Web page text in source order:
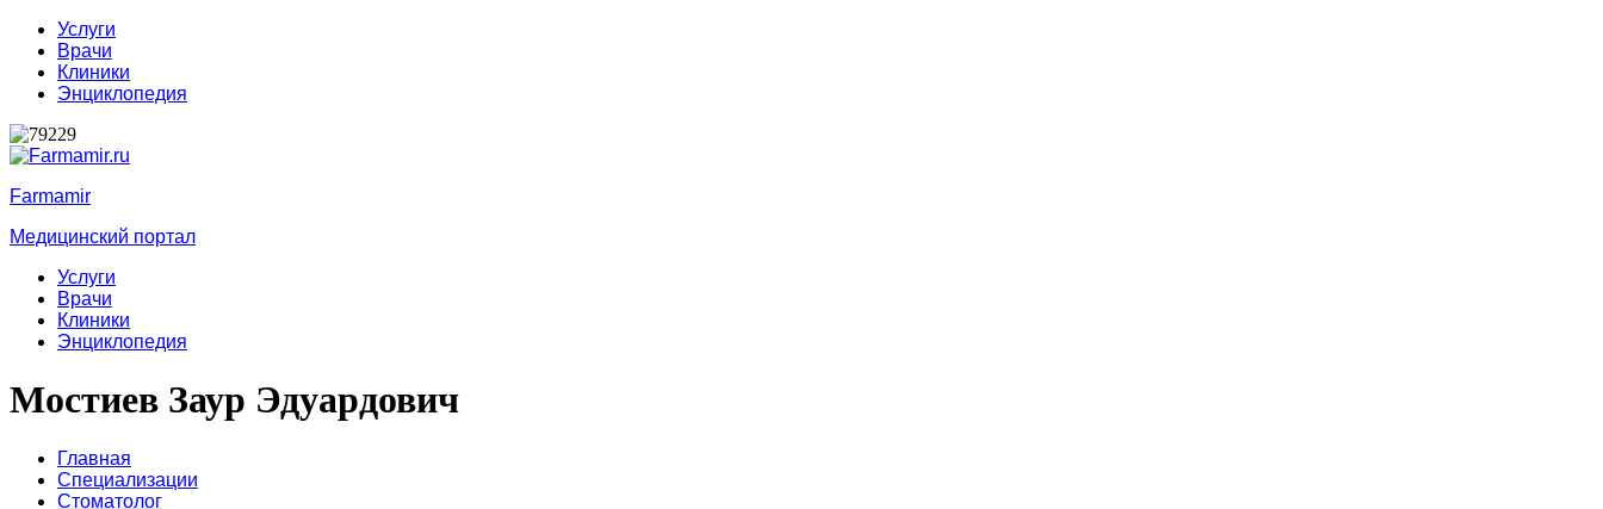
Услуги
Врачи
Клиники
Энциклопедия
Farmamir
Медицинский портал
Услуги
Врачи
Клиники
Энциклопедия
Мостиев Заур Эдуардович
Главная
Специализации
Стоматолог